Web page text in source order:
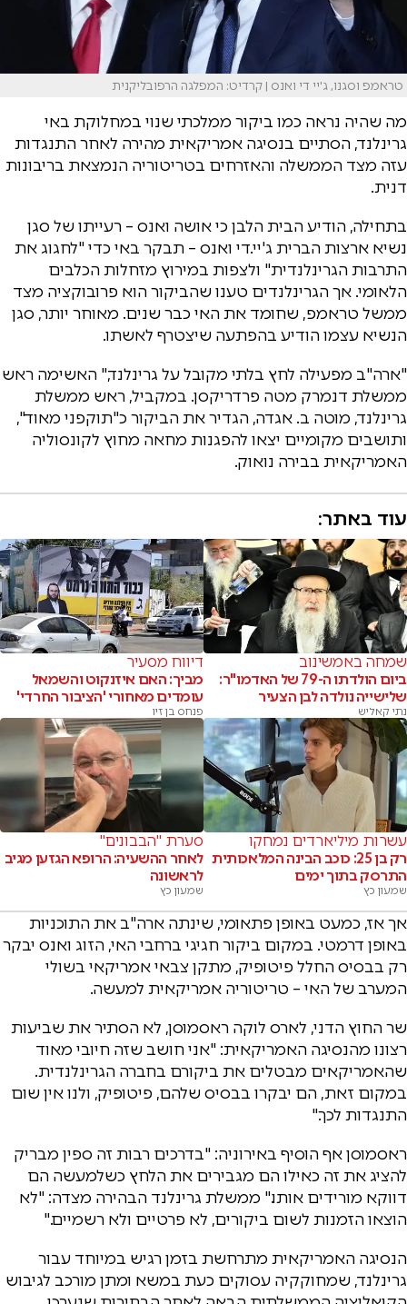
טראמפ וסגנו, ג'יי די ואנס | קרדיט: המפלגה הרפובליקנית
מה שהיה נראה כמו ביקור ממלכתי שנוי במחלוקת באי
גרינלנד, הסתיים בנסיגה אמריקאית מהירה לאחר התנגדות
עזה מצד הממשלה והאזרחים בטריטוריה הנמצאת בריבונות
דנית.
בתחילה, הודיע הבית הלבן כי אושה ואנס – רעייתו של סגן
נשיא ארצות הברית ג'יי.די ואנס – תבקר באי כדי "לחגוג את
התרבות הגרינלנדית" ולצפות במירוץ מזחלות הכלבים
הלאומי. אך הגרינלנדים טענו שהביקור הוא פרובוקציה מצד
ממשל טראמפ, שחומד את האי כבר שנים. מאוחר יותר, סגן
הנשיא עצמו הודיע בהפתעה שיצטרף לאשתו.
"ארה"ב מפעילה לחץ בלתי מקובל על גרינלנד," האשימה ראש
ממשלת דנמרק מטה פרדריקסן. במקביל, ראש ממשלת
גרינלנד, מוטה ב. אגדה, הגדיר את הביקור כ"תוקפני מאוד",
ותושבים מקומיים יצאו להפגנות מחאה מחוץ לקונסוליה
האמריקאית בבירה נואוק.
עוד באתר:
שמחה באמשינוב
ביום הולדתו ה-79 של האדמו"ר:
שלישייה נולדה לבן הצעיר
נתי קאליש
דיווח מסעיר
מביך: האם איזנקוט והשמאל
עומדים מאחורי 'הציבור החרדי'
פנחס בן זיו
עשרות מיליארדים נמחקו
רק בן 25: כוכב הבינה המלאכותית
התרסק בתוך ימים
שמעון כץ
סערת "הבבונים"
לאחר ההשעיה: הרופא הגזען מגיב
לראשונה
שמעון כץ
אך אז, כמעט באופן פתאומי, שינתה ארה"ב את התוכניות
באופן דרמטי. במקום ביקור חגיגי ברחבי האי, הזוג ואנס יבקר
רק בבסיס החלל פיטופיק, מתקן צבאי אמריקאי בשולי
המערב של האי – טריטוריה אמריקאית למעשה.
שר החוץ הדני, לארס לוקה ראסמוסן, לא הסתיר את שביעות
רצונו מהנסיגה האמריקאית: "אני חושב שזה חיובי מאוד
שהאמריקאים מבטלים את ביקורם בחברה הגרינלנדית.
במקום זאת, הם יבקרו בבסיס שלהם, פיטופיק, ולנו אין שום
התנגדות לכך."
ראסמוסן אף הוסיף באירוניה: "בדרכים רבות זה ספין מבריק
להציג את זה כאילו הם מגבירים את הלחץ כשלמעשה הם
דווקא מורידים אותו." ממשלת גרינלנד הבהירה מצדה: "לא
הוצאו הזמנות לשום ביקורים, לא פרטיים ולא רשמיים."
הנסיגה האמריקאית מתרחשת בזמן רגיש במיוחד עבור
גרינלנד, שמחוקקיה עסוקים כעת במשא ומתן מורכב לגיבוש